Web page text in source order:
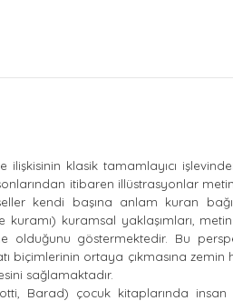
ilişkisinin klasik tamamlayıcı
itibaren illüstrasyonlar
kendi başına anlam kuran
kuramı) kuramsal yaklaşımları,
olduğunu göstermektedir. Bu
biçimlerinin ortaya çıkmasına
sağlamaktadır.
Barad) çocuk kitaplarında